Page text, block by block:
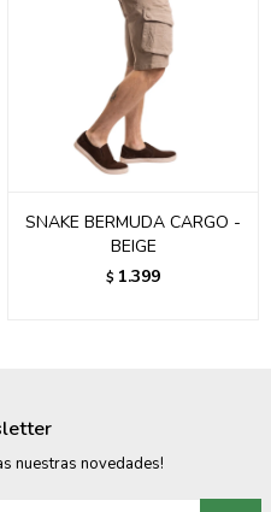
SNAKE BERMUDA CARGO -
BEIGE
$ 1.399
nuestras novedades!